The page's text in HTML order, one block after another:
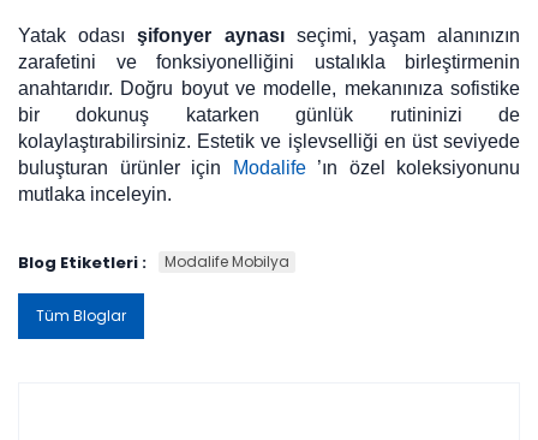
Yatak odasışifonyer aynası seçimi, yaşam alanınızın
zarafetini ve fonksiyonelliğini ustalıkla birleştirmenin
anahtarıdır. Doğru boyut ve modelle, mekanınıza sofistike
bir dokunuş katarken günlük rutininizi de
kolaylaştırabilirsiniz. Estetik ve işlevselliği en üst seviyede
buluşturan ürünler için
Modalife’ın özel koleksiyonunu
mutlaka inceleyin.
Blog Etiketleri : Modalife Mobilya
Tüm Bloglar